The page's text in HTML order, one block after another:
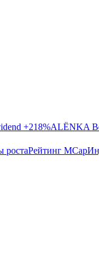
+218%ALЁNKA
ростаРейтинг MCap